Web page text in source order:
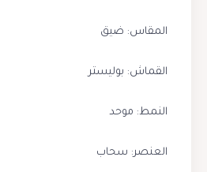
المقاس: ضيق
القماش: بوليستر
النمط: موحد
العنصر: سحاب